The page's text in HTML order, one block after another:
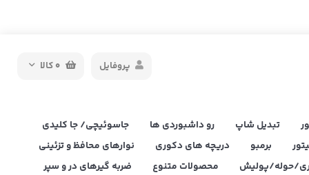
0کالا پروفایل
تبدیل شاپ رو داشبوردی ها
جاسوئیچی/ جا کلیدی
برمبو دریچه های دکوری
نوارهای محافظ و تزئینی
حوله/پولیش محصولات متنوع
ضربه گیرهای در و سپر